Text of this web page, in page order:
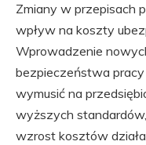
Zmiany w przepisach
wpływ na koszty
Wprowadzenie
bezpieczeństwa
wymusić na
wyższych
wzrost kosztów